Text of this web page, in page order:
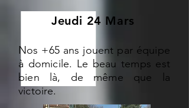
Jeudi 24 Mars
Nos +65 ans jouent par équipe
à domicile. Le beau temps est
bien là, de même que la
victoire.